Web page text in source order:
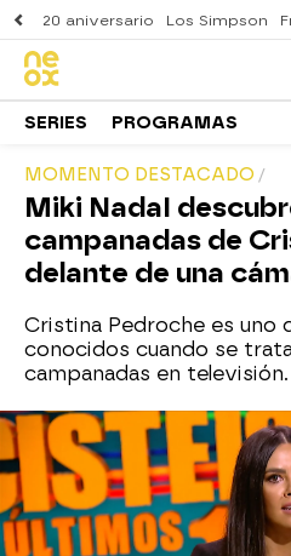
20 aniversario Los Simpson
SERIES PROGRAMAS
MOMENTO DESTACADO
Miki NadaI
campanadas de
delante de una
Cristina Pedroche es uno
conocidos cuando se
campanadas en televisión.